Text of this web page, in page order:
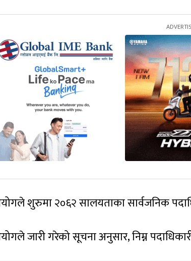
शुरुमा २०६२ सालयताका सार्वजनिक
जारी गरेको सूचना अनुसार, निम्न